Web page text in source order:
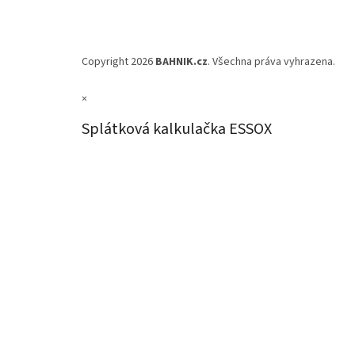
Copyright 2026 BAHNIK.cz. Všechna práva vyhrazena.
×
Splátková kalkulačka ESSOX